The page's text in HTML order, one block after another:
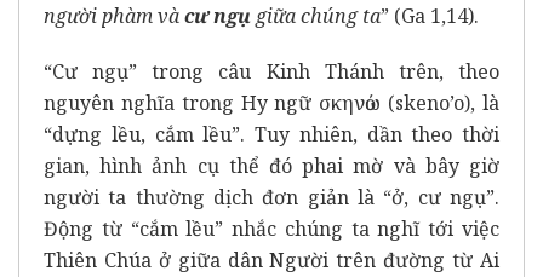
người phàm vàcư ngụgiữa chúng ta” (Ga 1,14).
“Cư ngụ” trong câu Kinh Thánh trên, theo
nguyên nghĩa trong Hy ngữ σκηνόω (skeno’o), là
“dựng lều, cắm lều”. Tuy nhiên, dần theo thời
gian, hình ảnh cụ thể đó phai mờ và bây giờ
người ta thường dịch đơn giản là “ở, cư ngụ”.
Động từ “cắm lều” nhắc chúng ta nghĩ tới việc
Thiên Chúa ở giữa dân Người trên đường từ Ai